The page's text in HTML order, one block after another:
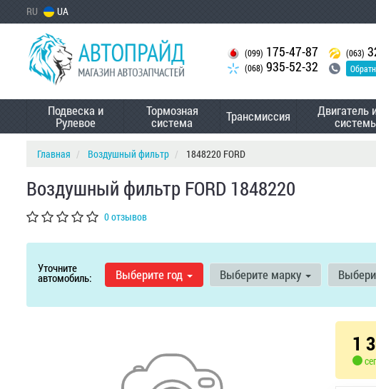
RU UA
(099) 175-47-87
(068) 935-52-32
(063)
Подвеска и
Рулевое
Тормозная
система Трансмиссия Двигатель
Главная Воздушный фильтр 1848220 FORD
Воздушный фильтр FORD 1848220
0 отзывов
Уточните
автомобиль: Выберите год Выберите марку
1